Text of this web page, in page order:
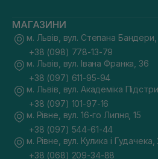
МАГАЗИНИ
м. Львів, вул. Степана
+38 (098) 778-13-79
м. Львів, вул. Івана Франка, 36
+38 (097) 611-95-94
м. Львів, вул. Академіка
+38 (097) 101-97-16
м. Рівне, вул. 16-го Липня, 15
+38 (097) 544-61-44
м. Рівне, вул. Кулика і
+38 (068) 209-34-88